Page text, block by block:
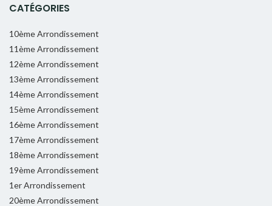
CATÉGORIES
10ème Arrondissement
11ème Arrondissement
12ème Arrondissement
13ème Arrondissement
14ème Arrondissement
15ème Arrondissement
16ème Arrondissement
17ème Arrondissement
18ème Arrondissement
19ème Arrondissement
1er Arrondissement
20ème Arrondissement